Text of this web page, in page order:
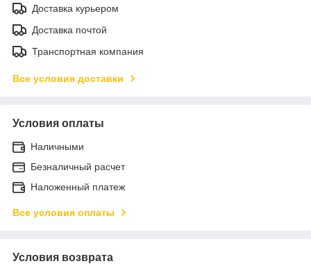
Доставка курьером
Доставка почтой
Транспортная компания
Все условия доставки
Условия оплаты
Наличными
Безналичный расчет
Наложенный платеж
Все условия оплаты
Условия возврата